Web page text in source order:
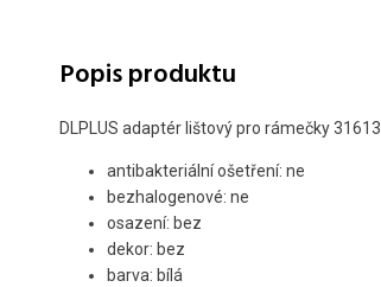
Popis produktu
DLPLUS adaptér lištový pro rámečky 31613.
antibakteriální ošetření: ne
bezhalogenové: ne
osazení: bez
dekor: bez
barva: bílá